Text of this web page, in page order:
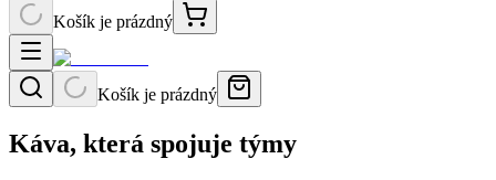
Košík je prázdný
Košík je prázdný
Káva, která spojuje týmy